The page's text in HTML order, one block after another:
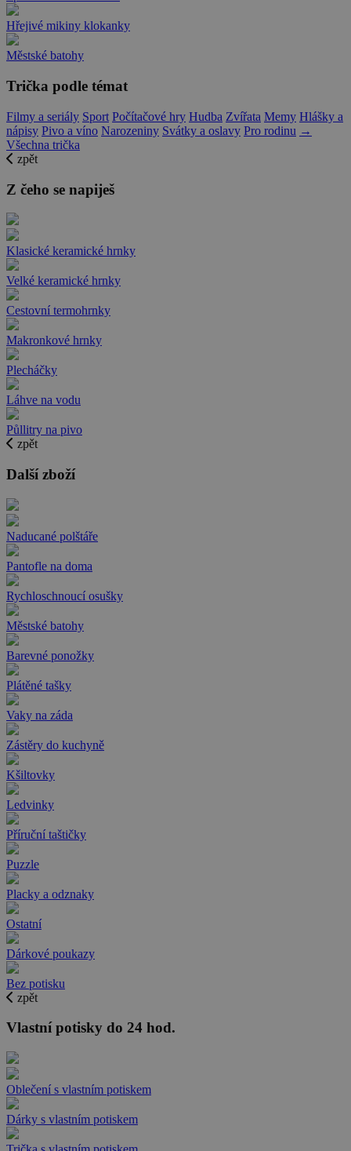
Hřejivé mikiny klokanky
Městské batohy
Trička podle témat
Filmy a seriály Sport Počítačové hry Hudba Zvířata Memy Hlášky a
nápisy Pivo a víno Narozeniny Svátky a oslavy Pro rodinu →
Všechna trička
zpět
Z čeho se napiješ
Klasické keramické hrnky
Velké keramické hrnky
Cestovní termohrnky
Makronkové hrnky
Plecháčky
Láhve na vodu
Půllitry na pivo
zpět
Další zboží
Naducané polštáře
Pantofle na doma
Rychloschnoucí osušky
Městské batohy
Barevné ponožky
Plátěné tašky
Vaky na záda
Zástěry do kuchyně
Kšiltovky
Ledvinky
Příruční taštičky
Puzzle
Placky a odznaky
Ostatní
Dárkové poukazy
Bez potisku
zpět
Vlastní potisky do 24 hod.
Oblečení s vlastním potiskem
Dárky s vlastním potiskem